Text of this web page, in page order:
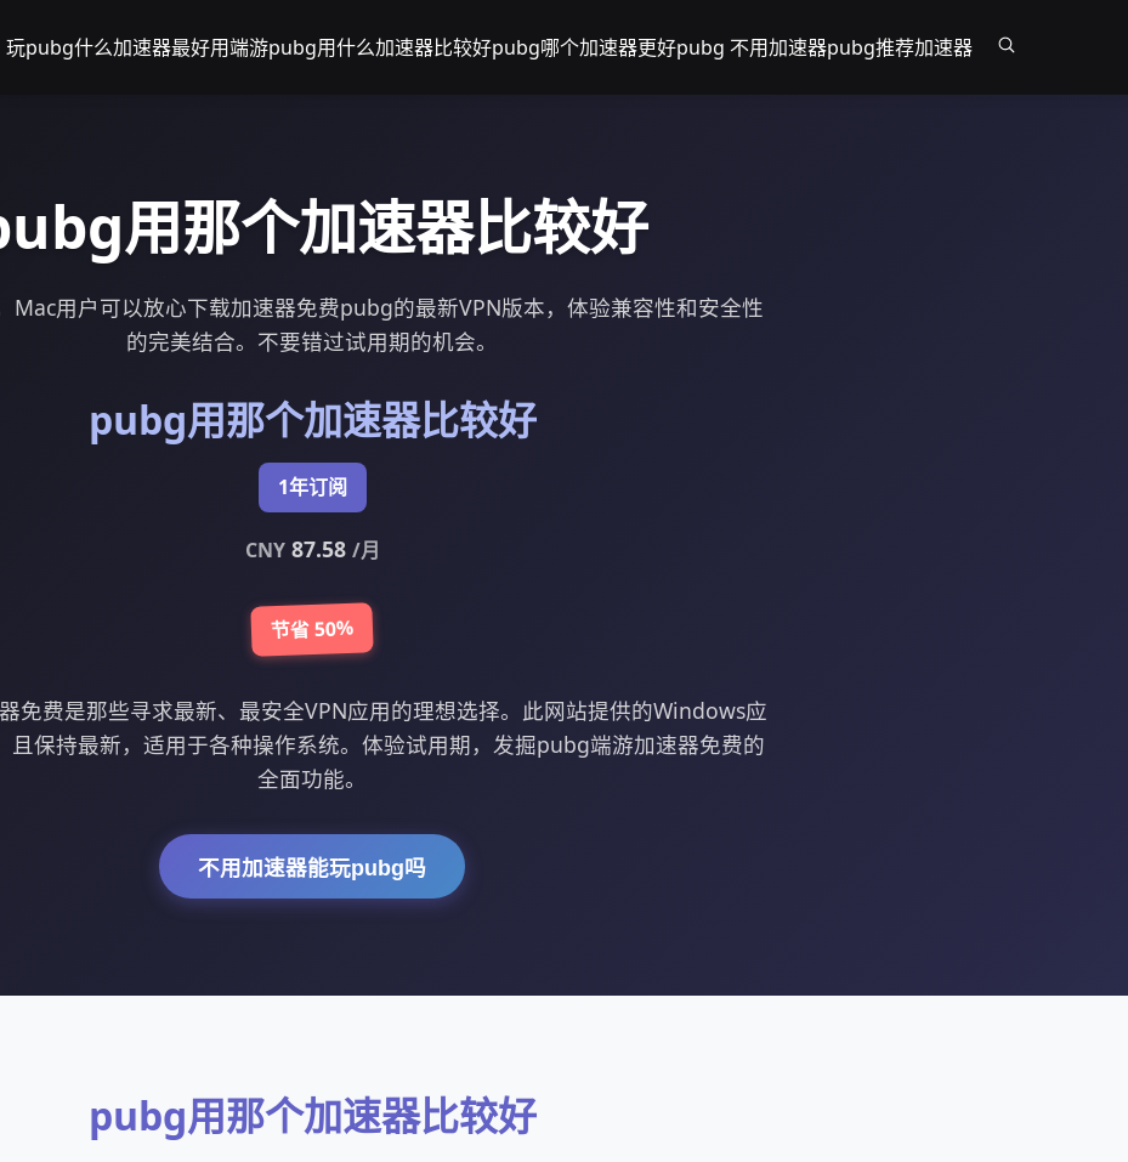
玩pubg什么加速器最好用端游pubg用什么加速器比较好pubg哪个加速器更好pubg 不用加速器pubg推荐加速器
用那个加速器比较好
Mac用户可以放心下载加速器免费pubg的最新VPN版本，体验兼容性和安全性
的完美结合。不要错过试用期的机会。
pubg用那个加速器比较好
1年订阅
CNY87.58 /月
节省 50%
免费是那些寻求最新、最安全VPN应用的理想选择。此网站提供的Windows应
且保持最新，适用于各种操作系统。体验试用期，发掘pubg端游加速器免费的
全面功能。
不用加速器能玩pubg吗
pubg用那个加速器比较好